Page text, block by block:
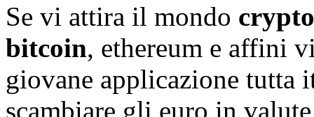
Se vi attira il mondo crypto
bitcoin, ethereum e affini
giovane applicazione tutta
scambiare gli euro in